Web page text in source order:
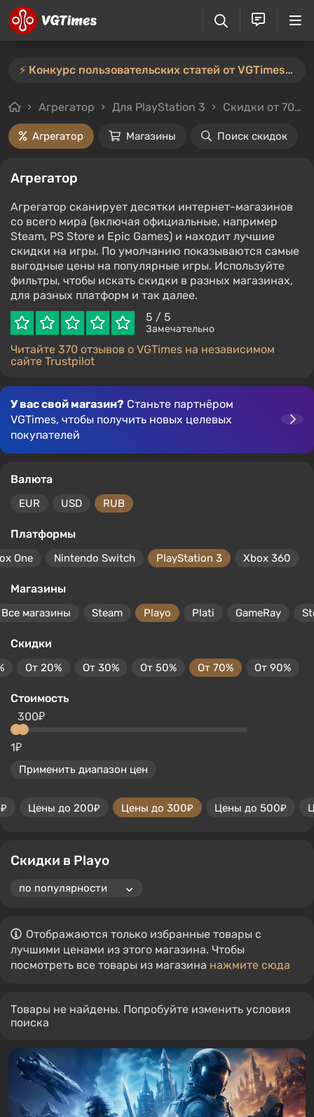
⚡️ Конкурс пользовательских статей от VGTimes продлён — участвуйте тут ⚡️
Агрегатор Для PlayStation 3 Скидки от 70%
Агрегатор Магазины Поиск скидок
Агрегатор
Агрегатор сканирует десятки интернет-магазинов
со всего мира (включая официальные, например
Steam, PS Store и Epic Games) и находит лучшие
скидки на игры. По умолчанию показываются самые
выгодные цены на популярные игры. Используйте
фильтры, чтобы искать скидки в разных магазинах,
для разных платформ и так далее.
5 / 5
Замечательно
Читайте 370 отзывов о VGTimes на независимом
сайте Trustpilot
У вас свой магазин? Станьте партнёром
VGTimes, чтобы получить новых целевых
покупателей
Валюта
EUR USD RUB
Платформы
One Nintendo Switch PlayStation 3 Xbox 360
Магазины
Все магазины Steam Playo Plati GameRay
Скидки
От 20% От 30% От 50% От 70% От 90%
Стоимость
1₽
300₽
Применить диапазон цен
Цены до 200₽ Цены до 300₽ Цены до 500₽
Скидки в Playo
Отображаются только избранные товары с
лучшими ценами из этого магазина. Чтобы
посмотреть все товары из магазина нажмите сюда
Товары не найдены. Попробуйте изменить условия
поиска